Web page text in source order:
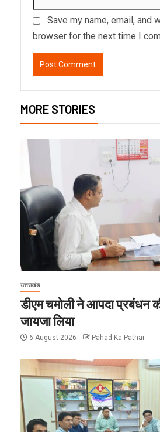
Save my name, email, and
browser for the next time I
MORE STORIES
उत्तराखंड
डीएम चमोली ने आपदा प्रबंधन
जायजा लिया
6 August 2026 Pahad Ka Pathar